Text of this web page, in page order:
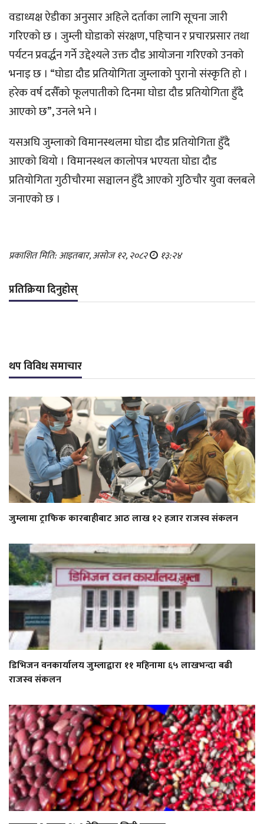
वडाध्यक्ष ऐडीका अनुसार अहिले दर्ताका लागि सूचना जारी
गरिएको छ । जुम्ली घोडाको संरक्षण, पहिचान र प्रचारप्रसार तथा
पर्यटन प्रवर्द्धन गर्ने उद्देश्यले उक्त दौड आयोजना गरिएको उनको
भनाइ छ । “घोडा दौड प्रतियोगिता जुम्लाको पुरानो संस्कृति हो ।
हरेक वर्ष दसैँको फूलपातीको दिनमा घोडा दौड प्रतियोगिता हुँदै
आएको छ”, उनले भने ।
यसअघि जुम्लाको विमानस्थलमा घोडा दौड प्रतियोगिता हुँदै
आएको थियो । विमानस्थल कालोपत्र भएयता घोडा दौड
प्रतियोगिता गुठीचौरमा सञ्चालन हुँदै आएको गुठिचौर युवा क्लबले
जनाएको छ ।
प्रकाशित मिति: आइतबार, असोज १२, २०८२ १३:२४
प्रतिक्रिया दिनुहोस्
थप विविध समाचार
जुम्लामा ट्राफिक कारबाहीबाट आठ लाख १२ हजार राजस्व संकलन
डिभिजन वनकार्यालय जुम्लाद्वारा ११ महिनामा ६५ लाखभन्दा बढी
राजस्व संकलन